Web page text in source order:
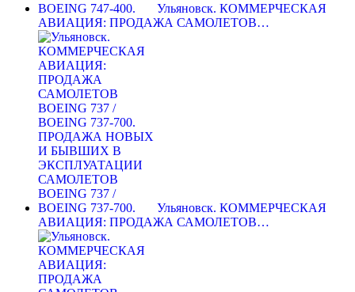
Ульяновск. КОММЕРЧЕСКАЯ
АВИАЦИЯ: ПРОДАЖА САМОЛЕТОВ…
Ульяновск. КОММЕРЧЕСКАЯ
АВИАЦИЯ: ПРОДАЖА САМОЛЕТОВ…